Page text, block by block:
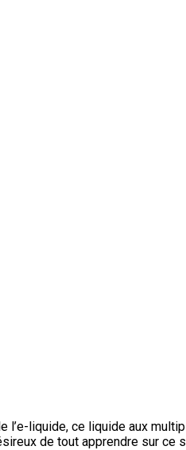
l’e-liquide, ce liquide aux
de tout apprendre sur